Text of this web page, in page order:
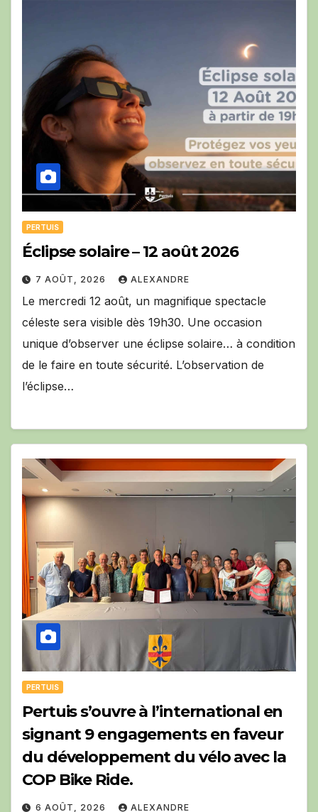
PERTUIS
Éclipse solaire – 12 août 2026
7 AOÛT, 2026 ALEXANDRE
Le mercredi 12 août, un magnifique spectacle
céleste sera visible dès 19h30. Une occasion
unique d’observer une éclipse solaire… à condition
de le faire en toute sécurité. L’observation de
l’éclipse…
PERTUIS
Pertuis s’ouvre à l’international en
signant 9 engagements en faveur
du développement du vélo avec la
COP Bike Ride.
6 AOÛT, 2026 ALEXANDRE